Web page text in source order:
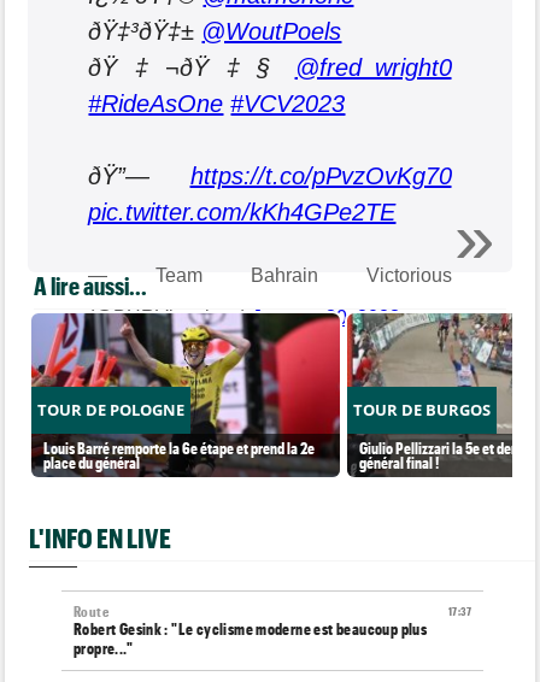
ðŸ‡³ðŸ‡± @WoutPoels
ðŸ‡¬ðŸ‡§
@fred_wright0
#RideAsOne #VCV2023
ðŸ”— https://t.co/pPvzOvKg70
pic.twitter.com/kKh4GPe2TE
— Team Bahrain Victorious
(@BHRVictorious)January 30, 2023
A lire aussi...
TOUR DE POLOGNE
Louis Barré remporte la 6e étape et prend la 2e
place du général
TOUR DE BURGOS
Giulio Pellizzari la 5e et
général final !
L'INFO EN LIVE
17:37
Route
Robert Gesink : "Le cyclisme moderne est beaucoup plus
propre..."